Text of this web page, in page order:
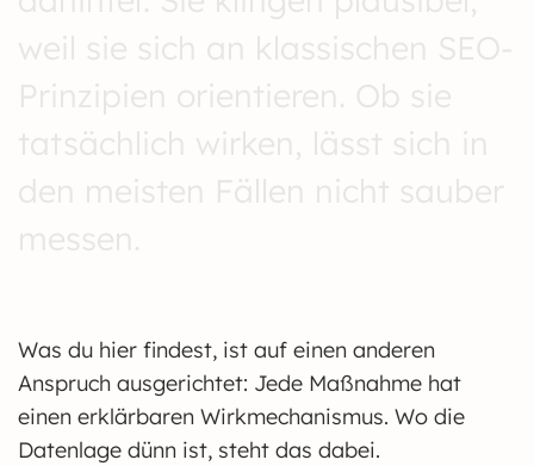
Was du hier findest, ist auf einen anderen
Anspruch ausgerichtet: Jede Maßnahme hat
einen erklärbaren Wirkmechanismus. Wo die
Datenlage dünn ist, steht das dabei.